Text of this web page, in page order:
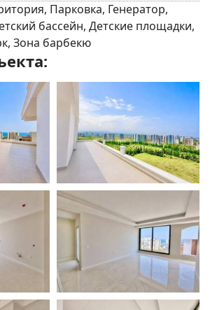
Парковка, Генератор,
бассейн, Детские площадки,
Зона барбекю